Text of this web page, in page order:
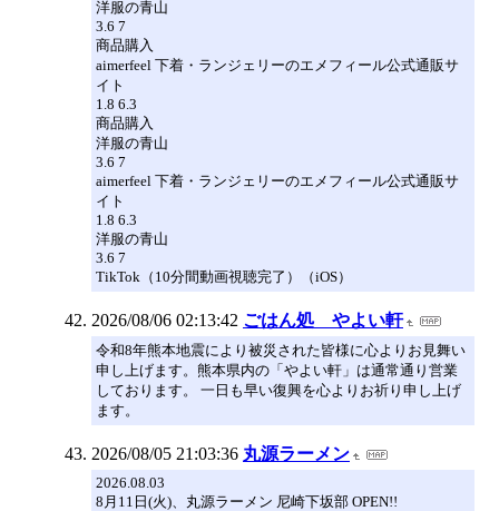
洋服の青山
3.6 7
商品購入
aimerfeel 下着・ランジェリーのエメフィール公式通販サ
イト
1.8 6.3
商品購入
洋服の青山
3.6 7
aimerfeel 下着・ランジェリーのエメフィール公式通販サ
イト
1.8 6.3
洋服の青山
3.6 7
TikTok（10分間動画視聴完了）（iOS）
2026/08/06 02:13:42 ごはん処 やよい軒
令和8年熊本地震により被災された皆様に心よりお見舞い
申し上げます。熊本県内の「やよい軒」は通常通り営業
しております。 一日も早い復興を心よりお祈り申し上げ
ます。
2026/08/05 21:03:36 丸源ラーメン
2026.08.03
8月11日(火)、丸源ラーメン 尼崎下坂部 OPEN!!